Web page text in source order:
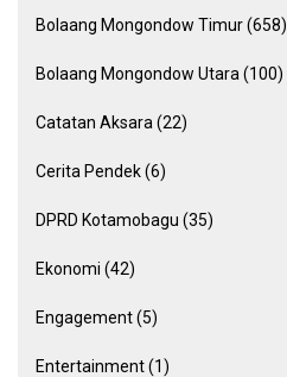
Bolaang Mongondow Timur (658)
Bolaang Mongondow Utara (100)
Catatan Aksara (22)
Cerita Pendek (6)
DPRD Kotamobagu (35)
Ekonomi (42)
Engagement (5)
Entertainment (1)